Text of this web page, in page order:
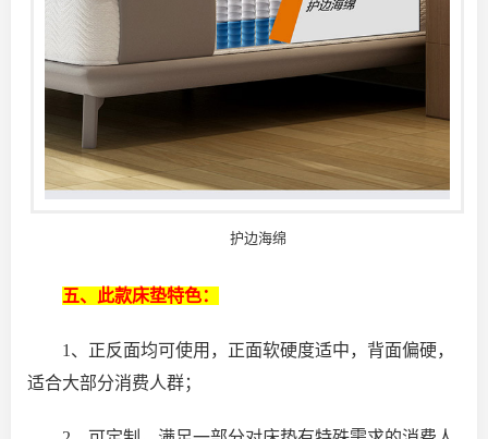
护边海绵
五、此款床垫特色：
1、正反面均可使用，正面软硬度适中，背面偏硬，
适合大部分消费人群；